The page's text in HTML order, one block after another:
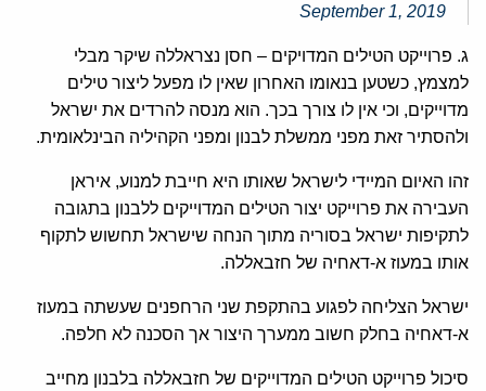
September 1, 2019
ג. פרוייקט הטילים המדויקים – חסן נצראללה שיקר מבלי
למצמץ, כשטען בנאומו האחרון שאין לו מפעל ליצור טילים
מדוייקים, וכי אין לו צורך בכך. הוא מנסה להרדים את ישראל
ולהסתיר זאת מפני ממשלת לבנון ומפני הקהיליה הבינלאומית.
זהו האיום המיידי לישראל שאותו היא חייבת למנוע, איראן
העבירה את פרוייקט יצור הטילים המדוייקים ללבנון בתגובה
לתקיפות ישראל בסוריה מתוך הנחה שישראל תחשוש לתקוף
אותו במעוז א-דאחיה של חזבאללה.
ישראל הצליחה לפגוע בהתקפת שני הרחפנים שעשתה במעוז
א-דאחיה בחלק חשוב ממערך היצור אך הסכנה לא חלפה.
סיכול פרוייקט הטילים המדוייקים של חזבאללה בלבנון מחייב